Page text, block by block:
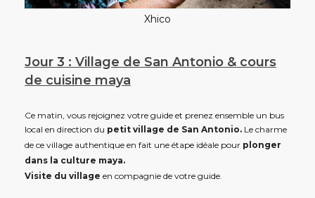
Xhico
Jour 3 : Village de San Antonio & cours
de cuisine maya
Ce matin, vous rejoignez votre guide et prenez ensemble un bus
local en direction du petit village de San Antonio. Le charme
de ce village authentique en fait une étape idéale pour plonger
dans la culture maya.
Visite du village en compagnie de votre guide.